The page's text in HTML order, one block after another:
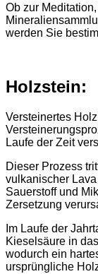
Ob zur
werden Sie
Holzstein:
Versteinertes
Laufe der Zeit
Dieser Prozess
vulkanischer
Sauerstoff und
Zersetzung
Im Laufe der
Kieselsäure in
wodurch ein
ursprüngliche